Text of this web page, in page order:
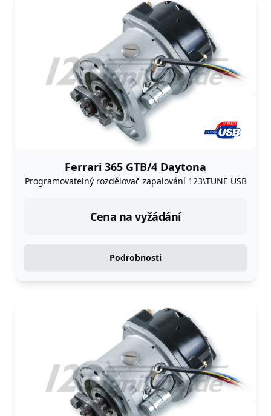
Ferrari 365 GTB/4 Daytona
Programovatelný rozdělovač zapalování 123\TUNE USB
Cena na vyžádání
Podrobnosti